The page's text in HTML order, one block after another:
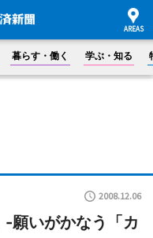
暮らす・働く 学ぶ・知る
2008.12.06
願いがかなう「カ